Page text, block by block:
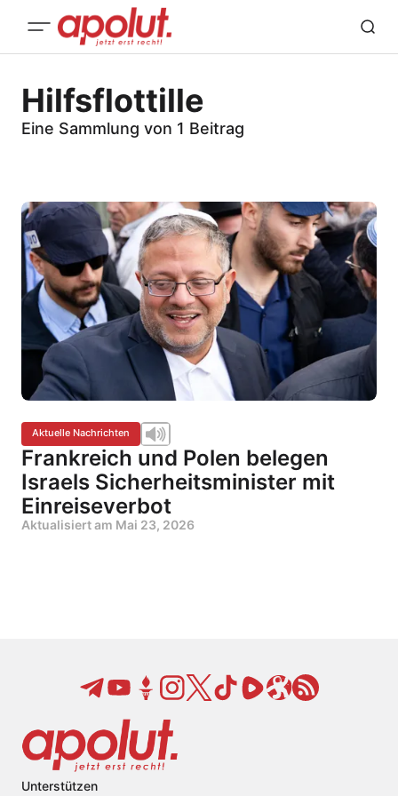
Hilfsflottille
Eine Sammlung von 1 Beitrag
Aktuelle Nachrichten
Frankreich und Polen belegen
Israels Sicherheitsminister mit
Einreiseverbot
Aktualisiert am Mai 23, 2026
Unterstützen